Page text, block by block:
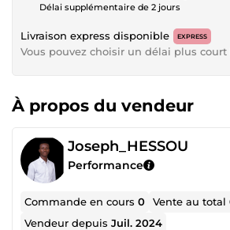
Délai supplémentaire de 2 jours
Livraison express disponible EXPRESS
Vous pouvez choisir un délai plus
À propos du vendeur
Joseph_HESSOU
Performance
Commande en cours0 Vente au total
Vendeur depuisJuil. 2024